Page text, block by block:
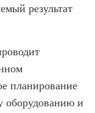
результат
планирование
оборудованию и